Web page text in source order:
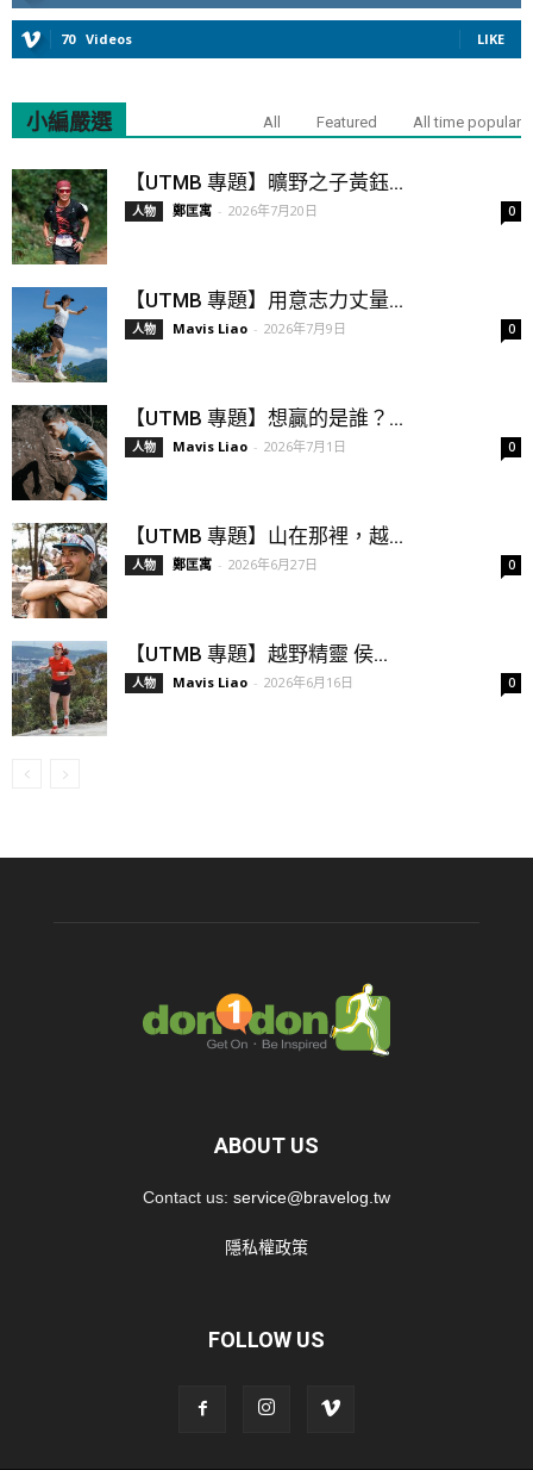
70 Videos LIKE
小編嚴選 All Featured All time popular
【UTMB 專題】曠野之子黃鈺...
人物 鄭匡寓 - 2026年7月20日 0
【UTMB 專題】用意志力丈量...
人物 Mavis Liao - 2026年7月9日 0
【UTMB 專題】想贏的是誰？...
人物 Mavis Liao - 2026年7月1日 0
【UTMB 專題】山在那裡，越...
人物 鄭匡寓 - 2026年6月27日 0
【UTMB 專題】越野精靈 侯...
人物 Mavis Liao - 2026年6月16日 0
ABOUT US
Contact us: service@bravelog.tw
隱私權政策
FOLLOW US